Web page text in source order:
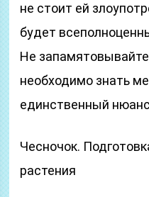
не стоит ей
будет
Не
необходимо знать
единственный
Чесночок.
растения